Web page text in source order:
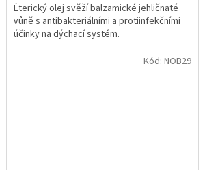
Éterický olej svěží balzamické jehličnaté
vůně s antibakteriálními a protiinfekčními
účinky na dýchací systém.
Kód: NOB29